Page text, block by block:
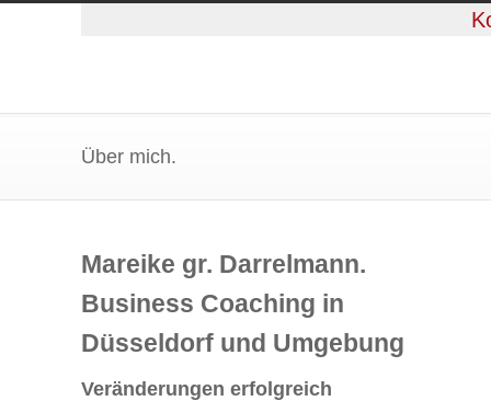
Über mich.
Mareike gr. Darrelmann.
Business Coaching in
Düsseldorf und Umgebung
Veränderungen erfolgreich